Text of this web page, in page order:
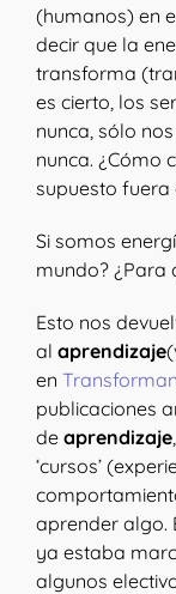
(humanos) en
decir que la
transforma
es cierto, los
nunca, sólo
nunca. ¿Cómo
supuesto fuera
Si somos
mundo? ¿Para
Esto nos
al aprendizaje
en
publicaciones
de aprendizaje
‘cursos’
aprender algo.
ya estaba
algunos